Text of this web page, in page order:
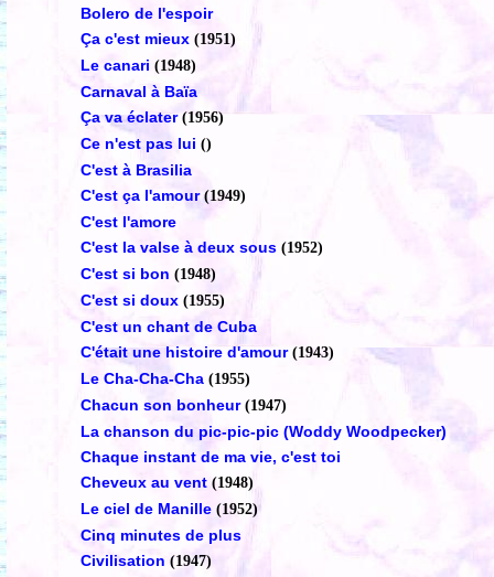
Bolero de l'espoir
Ça c'est mieux (1951)
Le canari (1948)
Carnaval à Baïa
Ça va éclater (1956)
Ce n'est pas lui ()
C'est à Brasilia
C'est ça l'amour (1949)
C'est l'amore
C'est la valse à deux sous (1952)
C'est si bon (1948)
C'est si doux (1955)
C'est un chant de Cuba
C'était une histoire d'amour (1943)
Le Cha-Cha-Cha (1955)
Chacun son bonheur (1947)
La chanson du pic-pic-pic (Woddy Woodpecker)
Chaque instant de ma vie, c'est toi
Cheveux au vent (1948)
Le ciel de Manille (1952)
Cinq minutes de plus
Civilisation (1947)